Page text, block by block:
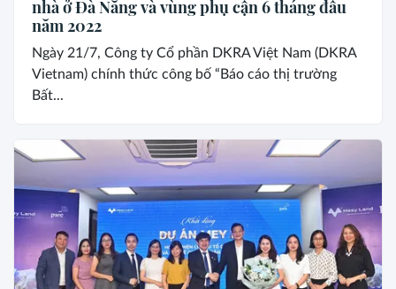
nhà ở Đà Nẵng và vùng phụ cận 6 tháng đầu
năm 2022
Ngày 21/7, Công ty Cổ phần DKRA Việt Nam (DKRA
Vietnam) chính thức công bố “Báo cáo thị trường
Bất...